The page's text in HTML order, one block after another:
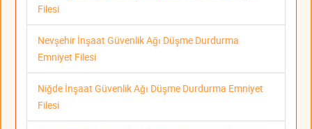
Filesi
Nevşehir İnşaat Güvenlik Ağı Düşme Durdurma
Emniyet Filesi
Niğde İnşaat Güvenlik Ağı Düşme Durdurma Emniyet
Filesi